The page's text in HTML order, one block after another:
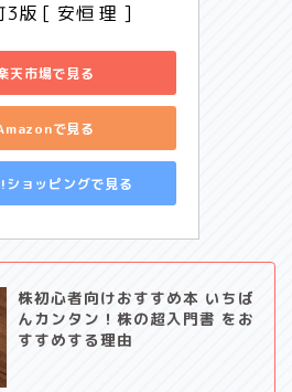
3版 [ 安恒 理 ]
天市場で見る
で見る
ョッピングで見る
株初心者向けおすすめ本 いちば
んカンタン！株の超入門書 をお
すすめする理由